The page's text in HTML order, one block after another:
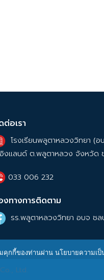
ต่อเรา
โรงเรียนพลูตาหลวงวิทยา (
งแลนด์ ต.พลูตาหลวง จังหวัด
033 006 232
งทางการติดตาม
รร.พลูตาหลวงวิทยา อบจ ชล
Ltd.
กกี้ของท่านผ่าน นโยบายความเป็